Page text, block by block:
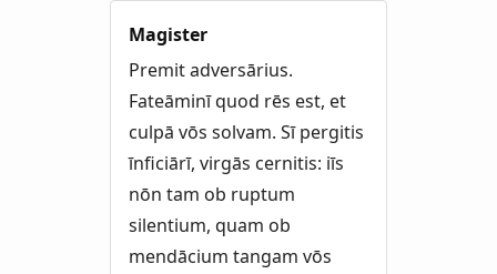
Magister
Premit adversārius.
Fateāminī quod rēs est, et
culpā vōs solvam. Sī pergitis
īnficiārī, virgās cernitis: iīs
nōn tam ob ruptum
silentium, quam ob
mendācium tangam vōs